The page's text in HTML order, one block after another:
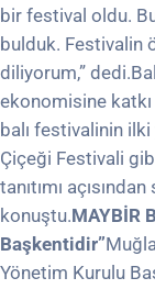
bir festival oldu.
bulduk. Festivalin
diliyorum,”
ekonomisine katkı
balı festivalinin ilki
Çiçeği Festivali
tanıtımı
konuştu.MAYBİR
Başkentidir”
Yönetim Kurulu